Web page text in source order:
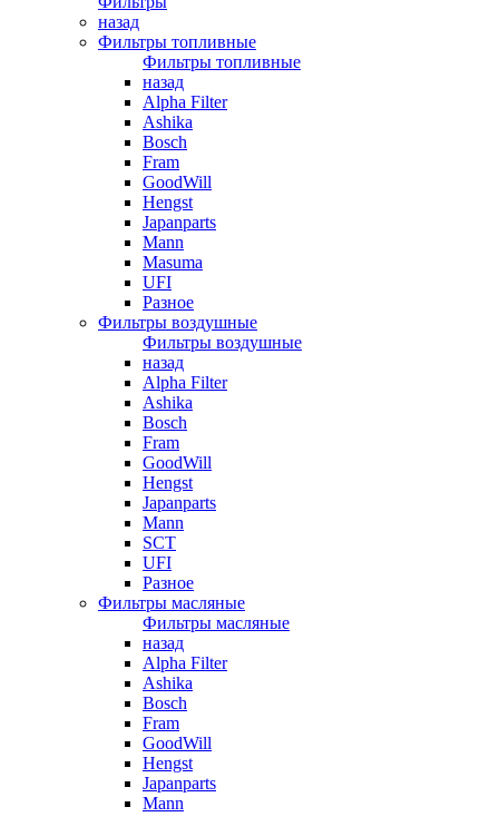
назад
Фильтры топливные
Фильтры топливные
назад
Alpha Filter
Ashika
Bosch
Fram
GoodWill
Hengst
Japanparts
Mann
Masuma
UFI
Разное
Фильтры воздушные
Фильтры воздушные
назад
Alpha Filter
Ashika
Bosch
Fram
GoodWill
Hengst
Japanparts
Mann
SCT
UFI
Разное
Фильтры масляные
Фильтры масляные
назад
Alpha Filter
Ashika
Bosch
Fram
GoodWill
Hengst
Japanparts
Mann